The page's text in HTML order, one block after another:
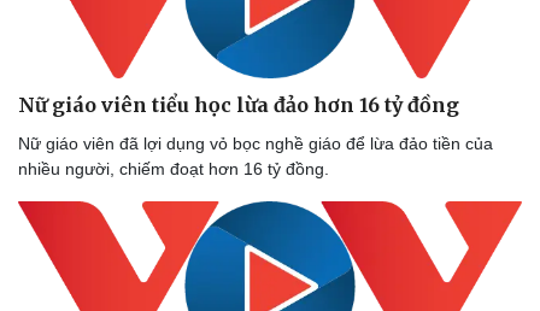
Nữ giáo viên tiểu học lừa đảo hơn 16 tỷ đồng
Nữ giáo viên đã lợi dụng vỏ bọc nghề giáo để lừa đảo tiền của
nhiều người, chiếm đoạt hơn 16 tỷ đồng.